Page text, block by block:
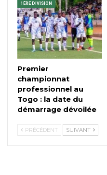
1ÈRE DIVISION
Premier
championnat
professionnel au
Togo : la date du
démarrage dévoilée
PRÉCÉDENT SUIVANT